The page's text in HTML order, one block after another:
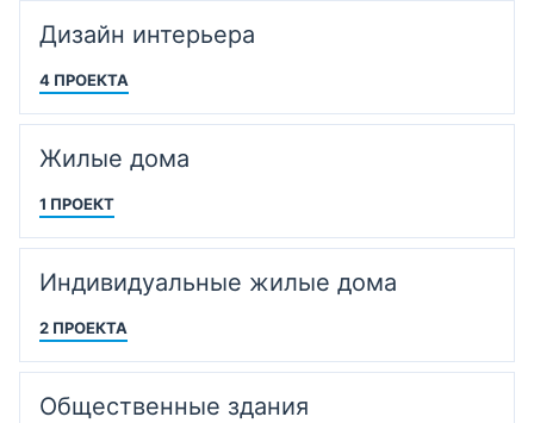
Дизайн интерьера
4 ПРОЕКТА
Жилые дома
1 ПРОЕКТ
Индивидуальные жилые дома
2 ПРОЕКТА
Общественные здания